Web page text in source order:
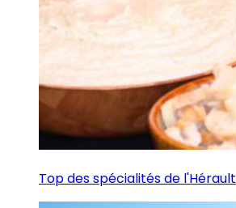
Top des spécialités de l'Hérault